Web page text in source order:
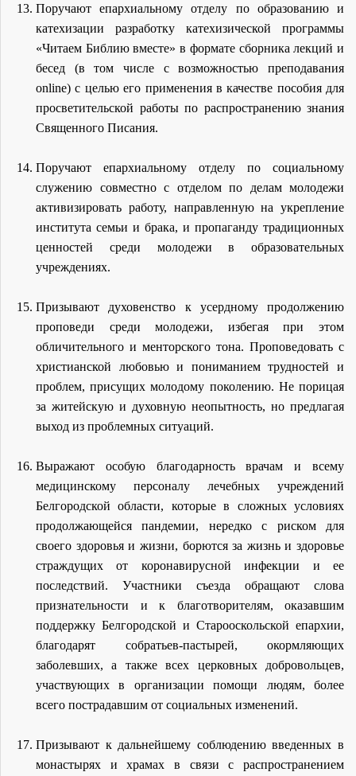
Поручают епархиальному отделу по образованию и
катехизации разработку катехизической программы
«Читаем Библию вместе» в формате сборника лекций и
бесед (в том числе с возможностью преподавания
online) с целью его применения в качестве пособия для
просветительской работы по распространению знания
Священного Писания.
Поручают епархиальному отделу по социальному
служению совместно с отделом по делам молодежи
активизировать работу, направленную на укрепление
института семьи и брака, и пропаганду традиционных
ценностей среди молодежи в образовательных
учреждениях.
Призывают духовенство к усердному продолжению
проповеди среди молодежи, избегая при этом
обличительного и менторского тона. Проповедовать с
христианской любовью и пониманием трудностей и
проблем, присущих молодому поколению. Не порицая
за житейскую и духовную неопытность, но предлагая
выход из проблемных ситуаций.
Выражают особую благодарность врачам и всему
медицинскому персоналу лечебных учреждений
Белгородской области, которые в сложных условиях
продолжающейся пандемии, нередко с риском для
своего здоровья и жизни, борются за жизнь и здоровье
страждущих от коронавирусной инфекции и ее
последствий. Участники съезда обращают слова
признательности и к благотворителям, оказавшим
поддержку Белгородской и Старооскольской епархии,
благодарят собратьев-пастырей, окормляющих
заболевших, а также всех церковных добровольцев,
участвующих в организации помощи людям, более
всего пострадавшим от социальных изменений.
Призывают к дальнейшему соблюдению введенных в
монастырях и храмах в связи с распространением